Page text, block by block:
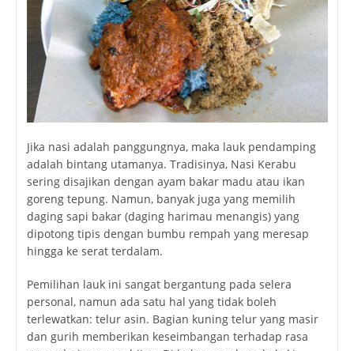
Jika nasi adalah panggungnya, maka lauk pendamping
adalah bintang utamanya. Tradisinya, Nasi Kerabu
sering disajikan dengan ayam bakar madu atau ikan
goreng tepung. Namun, banyak juga yang memilih
daging sapi bakar (daging harimau menangis) yang
dipotong tipis dengan bumbu rempah yang meresap
hingga ke serat terdalam.
Pemilihan lauk ini sangat bergantung pada selera
personal, namun ada satu hal yang tidak boleh
terlewatkan: telur asin. Bagian kuning telur yang masir
dan gurih memberikan keseimbangan terhadap rasa